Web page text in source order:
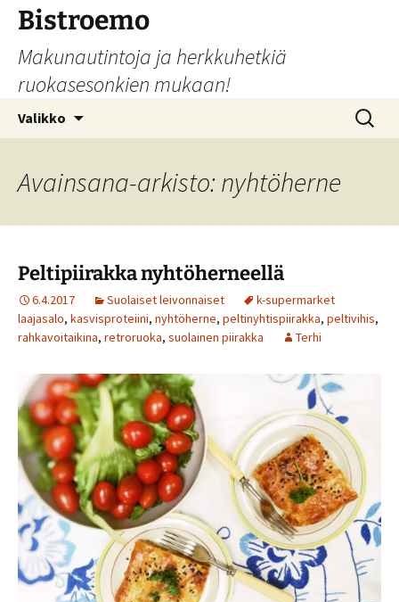
Siirry
sisältöön
Bistroemo
Makunautintoja ja herkkuhetkiä
ruokasesonkien mukaan!
Valikko Haku:
Avainsana-arkisto: nyhtöherne
Peltipiirakka nyhtöherneellä
6.4.2017 Suolaiset leivonnaiset
k-supermarket
laajasalo, kasvisproteiini, nyhtöherne, peltinyhtispiirakka, peltivihis,
rahkavoitaikina, retroruoka, suolainen piirakka Terhi